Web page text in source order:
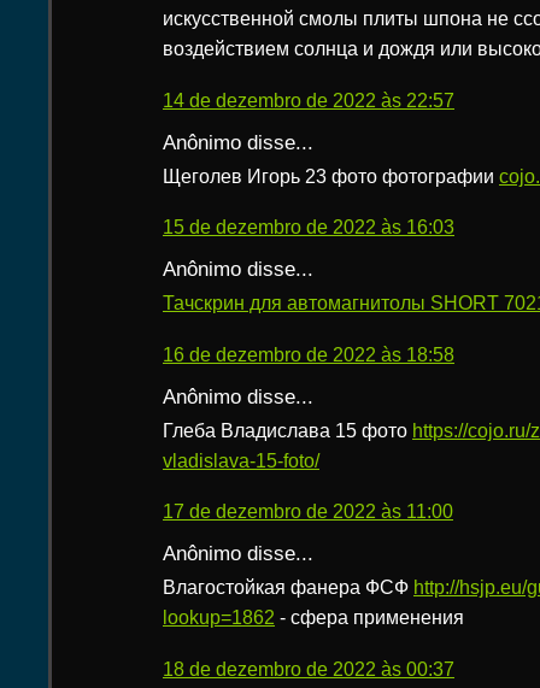
искусственной смолы плиты шпона не
воздействием солнца и дождя или
14 de dezembro de 2022 às 22:57
Anônimo disse...
Щеголев Игорь 23 фото фотографии
15 de dezembro de 2022 às 16:03
Anônimo disse...
Тачскрин для автомагнитолы SHORT
16 de dezembro de 2022 às 18:58
Anônimo disse...
Глеба Владислава 15 фото https://cojo.ru/
vladislava-15-foto/
17 de dezembro de 2022 às 11:00
Anônimo disse...
Влагостойкая фанера ФСФ http://hsjp.eu/
lookup=1862 - сфера применения
18 de dezembro de 2022 às 00:37